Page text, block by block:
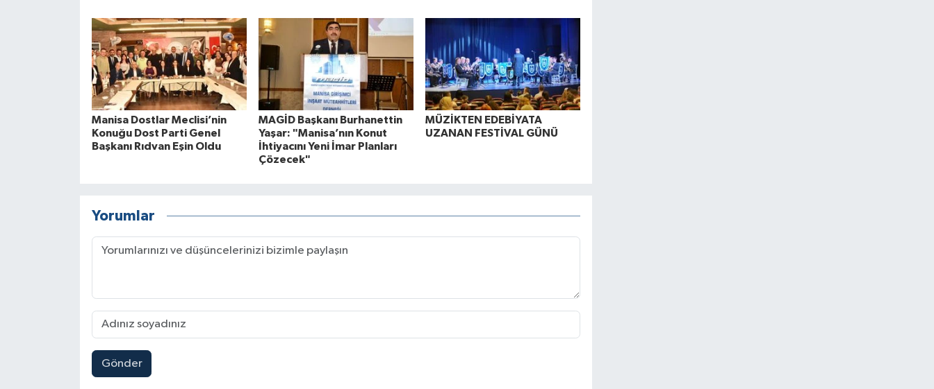
Manisa Dostlar Meclisi’nin
Konuğu Dost Parti Genel
Başkanı Rıdvan Eşin Oldu
MAGİD Başkanı Burhanettin
Yaşar: "Manisa’nın Konut
İhtiyacını Yeni İmar Planları
Çözecek"
MÜZİKTEN EDEBİYATA
UZANAN FESTİVAL GÜNÜ
Yorumlar
Gönder